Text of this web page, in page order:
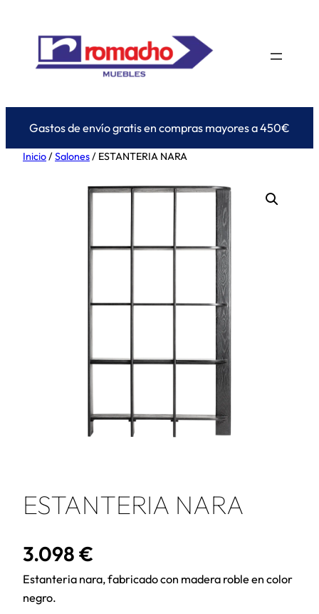
contenido
Gastos de envío gratis en compras mayores a 450€
Inicio/Salones/ ESTANTERIA NARA
ESTANTERIA NARA
3.098 €
Estanteria nara, fabricado con madera roble en color
negro.